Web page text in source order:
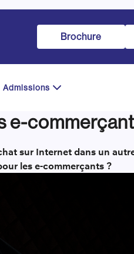
Brochure
Admissions
e-
sur Internet dans un
les e-commerçants ?